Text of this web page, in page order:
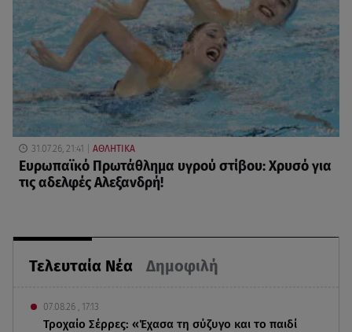
Τελευταία Νέα Δημοφιλή
07.08.26 , 17:13
Τροχαίο Σέρρες: «Έχασα τη σύζυγο και το παιδί
31.07.26, 21:41 ΑΘΛΗΤΙΚΑ
Ευρωπαϊκό Πρωτάθλημα υγρού στίβου: Χρυσό για
τις αδελφές Αλεξανδρή!